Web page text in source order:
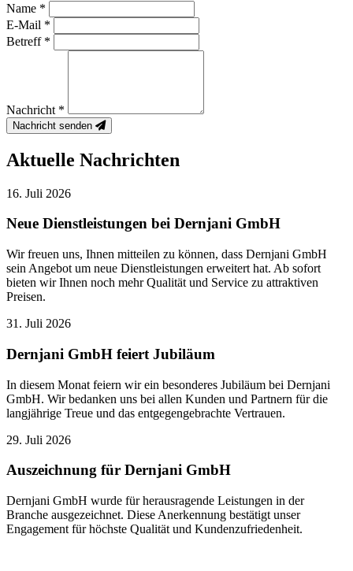
Name *
E-Mail *
Betreff *
Nachricht *
Nachricht senden
Aktuelle Nachrichten
16. Juli 2026
Neue Dienstleistungen bei Dernjani GmbH
Wir freuen uns, Ihnen mitteilen zu können, dass Dernjani GmbH
sein Angebot um neue Dienstleistungen erweitert hat. Ab sofort
bieten wir Ihnen noch mehr Qualität und Service zu attraktiven
Preisen.
31. Juli 2026
Dernjani GmbH feiert Jubiläum
In diesem Monat feiern wir ein besonderes Jubiläum bei Dernjani
GmbH. Wir bedanken uns bei allen Kunden und Partnern für die
langjährige Treue und das entgegengebrachte Vertrauen.
29. Juli 2026
Auszeichnung für Dernjani GmbH
Dernjani GmbH wurde für herausragende Leistungen in der
Branche ausgezeichnet. Diese Anerkennung bestätigt unser
Engagement für höchste Qualität und Kundenzufriedenheit.